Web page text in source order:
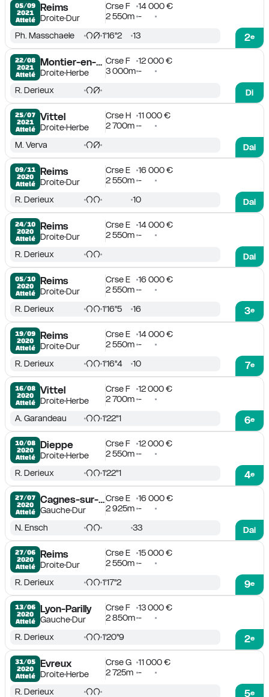
05/09
2021
Attelé
Reims
DroiteDur
Crse F
14 000 €
2 550m -
2e
Ph. Masschaele 1'16''2 13
22/08
2021
Attelé
Montier-en-Der
DroiteHerbe
Crse F
12 000 €
3 000m -
Di
R. Derieux
25/07
2021
Attelé
Vittel
DroiteHerbe
Crse H
11 000 €
2 700m -
Dai
M. Verva
09/11
2020
Attelé
Reims
DroiteDur
Crse E
16 000 €
2 550m -
Dai
R. Derieux 10
24/10
2020
Attelé
Reims
DroiteDur
Crse E
14 000 €
2 550m -
Dai
R. Derieux
05/10
2020
Attelé
Reims
DroiteDur
Crse E
16 000 €
2 550m -
3e
R. Derieux 1'16''5 16
19/09
2020
Attelé
Reims
DroiteDur
Crse E
14 000 €
2 550m -
7e
R. Derieux 1'16''4 10
16/08
2020
Attelé
Vittel
DroiteHerbe
Crse F
12 000 €
2 700m -
6e
A. Garandeau 1'22''1
10/08
2020
Attelé
Dieppe
DroiteHerbe
Crse F
12 000 €
2 550m -
4e
R. Derieux 1'22''1
27/07
2020
Attelé
Cagnes-sur-Mer
GaucheDur
Crse E
16 000 €
2 925m -
Dai
N. Ensch 33
27/06
2020
Attelé
Reims
DroiteDur
Crse E
15 000 €
2 550m -
9e
R. Derieux 1'17''2
13/06
2020
Attelé
Lyon-Parilly
GaucheDur
Crse F
13 000 €
2 850m -
2e
R. Derieux 1'20''9
31/05
2020
Attelé
Evreux
DroiteHerbe
Crse G
11 000 €
2 725m -
5e
R. Derieux